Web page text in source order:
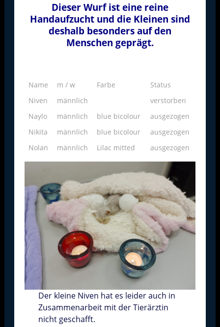
Dieser Wurf ist eine reine
Handaufzucht und die Kleinen sind
deshalb besonders auf den
Menschen geprägt.
Name m / w Farbe
Status
Niven
männlich
verstorben
Naylo
männlich blue bicolour
ausgezogen
Nikita
männlich blue bicolour
ausgezogen
Nolan
männlich Lilac mitted ausgezogen
Der kleine Niven hat es leider auch in
Zusammenarbeit mit der Tierärztin
nicht geschafft.